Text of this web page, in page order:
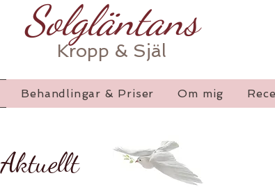
Solgläntans
Kropp & Själ
Behandlingar & Priser Om mig
Aktuellt